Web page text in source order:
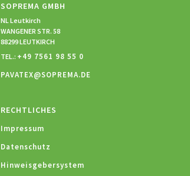
SOPREMA GMBH
NL Leutkirch
WANGENER STR. 58
88299 LEUTKIRCH
TEL.: +49 7561 98 55 0
PAVATEX@SOPREMA.DE
RECHTLICHES
Impressum
Datenschutz
Hinweisgebersystem